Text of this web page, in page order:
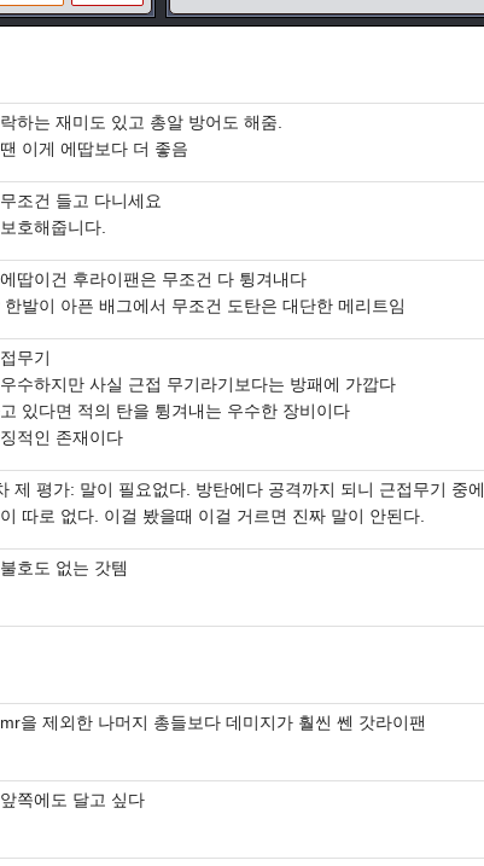
하는 재미도 있고 총알 방어도 해줌.
이게 에땁보다 더 좋음
조건 들고 다니세요
호해줍니다.
땁이건 후라이팬은 무조건 다 튕겨내다
한발이 아픈 배그에서 무조건 도탄은 대단한 메리트임
무기
수하지만 사실 근접 무기라기보다는 방패에 가깝다
있다면 적의 탄을 튕겨내는 우수한 장비이다
적인 존재이다
제 평가: 말이 필요없다. 방탄에다 공격까지 되니 근접무기 중에
따로 없다. 이걸 봤을때 이걸 거르면 진짜 말이 안된다.
호도 없는 갓템
을 제외한 나머지 총들보다 데미지가 훨씬 쎈 갓라이팬
쪽에도 달고 싶다